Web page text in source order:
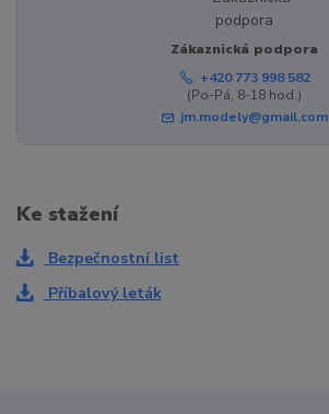
Zákaznická podpora
+420 773 998 582
(Po-Pá, 8-18 hod.)
jm.modely@gmail.com
Ke stažení
Bezpečnostní list
Příbalový leták